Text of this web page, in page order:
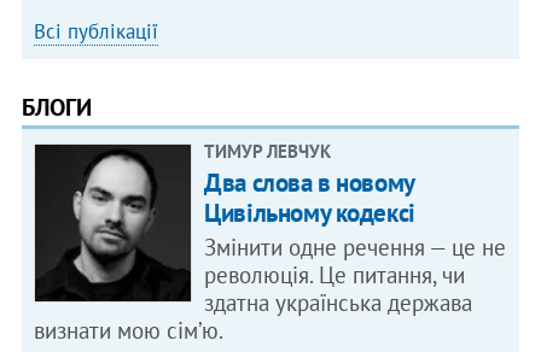
Всі публікації
БЛОГИ
ТИМУР ЛЕВЧУК
Два слова в новому
Цивільному кодексі
Змінити одне речення — це не
революція. Це питання, чи
здатна українська держава
визнати мою сім’ю.